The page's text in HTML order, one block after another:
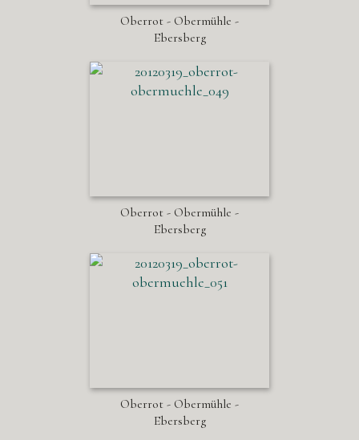
Oberrot - Obermühle -
Ebersberg
Oberrot - Obermühle -
Ebersberg
Oberrot - Obermühle -
Ebersberg